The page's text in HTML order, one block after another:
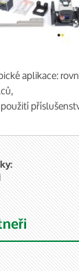
aplikace:
hřídelí a